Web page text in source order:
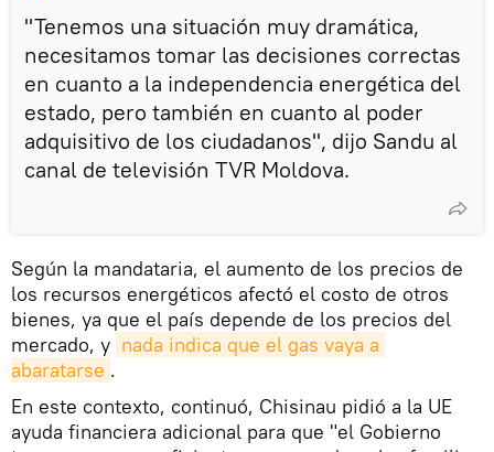
"Tenemos una situación muy dramática,
necesitamos tomar las decisiones correctas
en cuanto a la independencia energética del
estado, pero también en cuanto al poder
adquisitivo de los ciudadanos", dijo Sandu al
canal de televisión TVR Moldova.
Según la mandataria, el aumento de los precios de
los recursos energéticos afectó el costo de otros
bienes, ya que el país depende de los precios del
mercado, y nada indica que el gas vaya a
abaratarse .
En este contexto, continuó, Chisinau pidió a la UE
ayuda financiera adicional para que "el Gobierno